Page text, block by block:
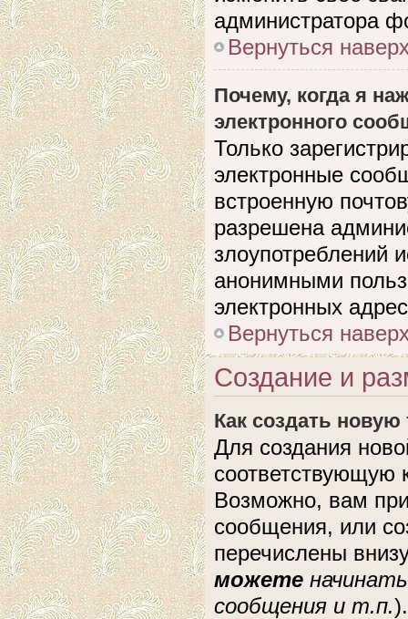
администратора
Вернуться
Почему, когда я
электронного
Только
электронные
встроенную
разрешена
злоупотреблений
анонимными
электронных
Вернуться
Создание и
Как создать новую
Для создания
соответствующую
Возможно, вам
сообщения, или
перечислены
можете
сообщения и т.п.).